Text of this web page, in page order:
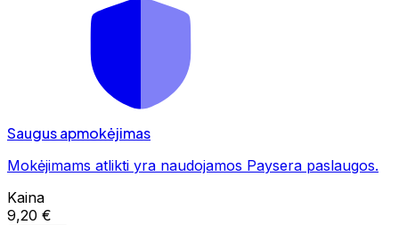
Saugus apmokėjimas
Mokėjimams atlikti yra naudojamos Paysera paslaugos.
Kaina
9,20 €